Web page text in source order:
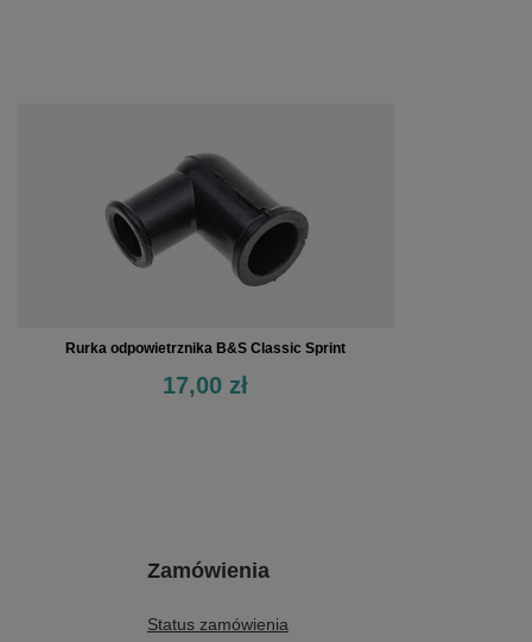
Rurka odpowietrznika B&S Classic Sprint
17,00 zł
Zamówienia
Status zamówienia